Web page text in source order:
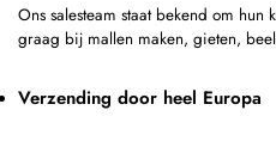
Ons salesteam staat bekend om
graag bij mallen maken, gieten,
Verzending door heel Europa